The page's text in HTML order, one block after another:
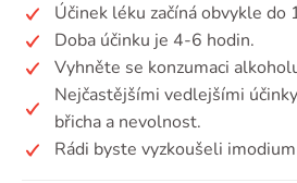
Účinek léku začíná obvykle do
Doba účinku je 4-6 hodin.
Vyhněte se konzumaci
Nejčastějšími vedlejšími
břicha a nevolnost.
Rádi byste vyzkoušeli